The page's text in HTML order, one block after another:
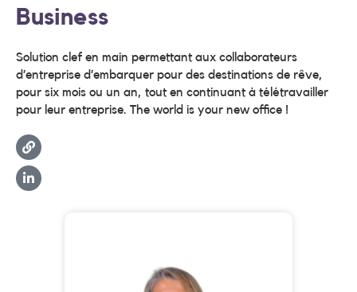
Business
Solution clef en main permettant aux collaborateurs
d’entreprise d’embarquer pour des destinations de rêve,
pour six mois ou un an, tout en continuant à télétravailler
pour leur entreprise. The world is your new office !